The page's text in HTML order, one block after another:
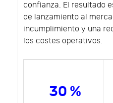
confianza. El resultado
de lanzamiento al
incumplimiento y una
los costes operativos.
30 %